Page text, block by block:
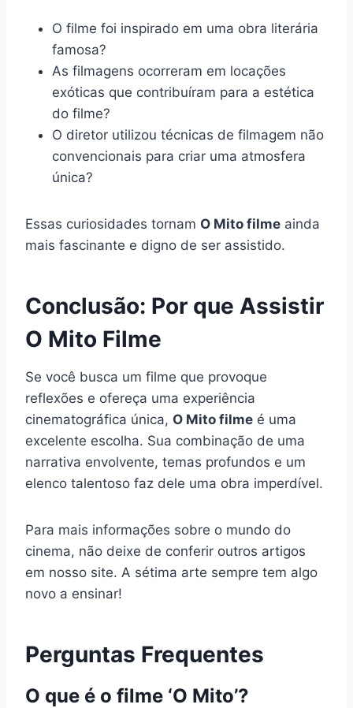
O filme foi inspirado em uma obra literária
famosa?
As filmagens ocorreram em locações
exóticas que contribuíram para a estética
do filme?
O diretor utilizou técnicas de filmagem não
convencionais para criar uma atmosfera
única?
Essas curiosidades tornam O Mito filme ainda
mais fascinante e digno de ser assistido.
Conclusão: Por que Assistir
O Mito Filme
Se você busca um filme que provoque
reflexões e ofereça uma experiência
cinematográfica única, O Mito filme é uma
excelente escolha. Sua combinação de uma
narrativa envolvente, temas profundos e um
elenco talentoso faz dele uma obra imperdível.
Para mais informações sobre o mundo do
cinema, não deixe de conferir outros artigos
em nosso site. A sétima arte sempre tem algo
novo a ensinar!
Perguntas Frequentes
O que é o filme ‘O Mito’?